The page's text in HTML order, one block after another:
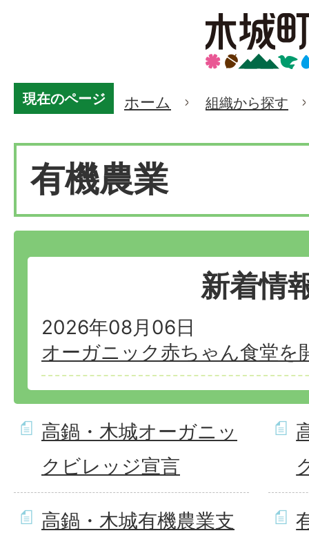
現在のページ ホーム 組織から探す
有機農業
新着情
2026年08月06日
オーガニック赤ちゃん食堂を
高鍋・木城オーガニッ
クビレッジ宣言
高鍋・木城有機農業支